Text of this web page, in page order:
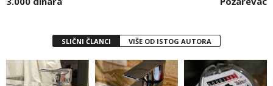
SLIČNI ČLANCI VIŠE OD ISTOG AUTORA